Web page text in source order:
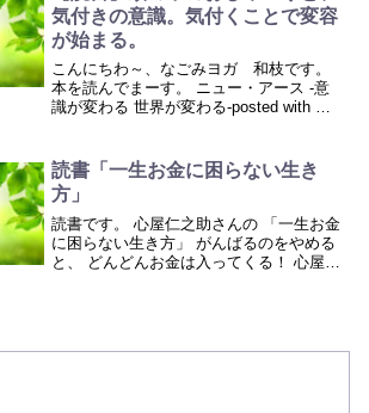
気付きの意識。気付くことで変容
が始まる。
こんにちわ～、なごみヨガ 和枝です。
本を読んでまーす。 ニュー・アース -意
識が変わる 世界が変わる-posted with ヨ
ス エックハル...
読書「一生お金に困らない生き
方」
読書です。 心屋仁之助さんの 「一生お金
に困らない生き方」 がんばるのをやめる
と、 どんどんお金は入ってくる！ 心屋さ